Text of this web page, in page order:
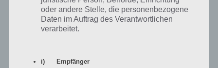
für die Clash of Clones Sammlung
kassieren und den Barbar das
Haus der Simpsons verwüsten
lassen
Barbar (B) 1h
6000 Springfield Dollar)
oder andere Stelle, die personenbezogene
Daten im Auftrag des Verantwortlichen
verarbeitet.
i) Empfänger